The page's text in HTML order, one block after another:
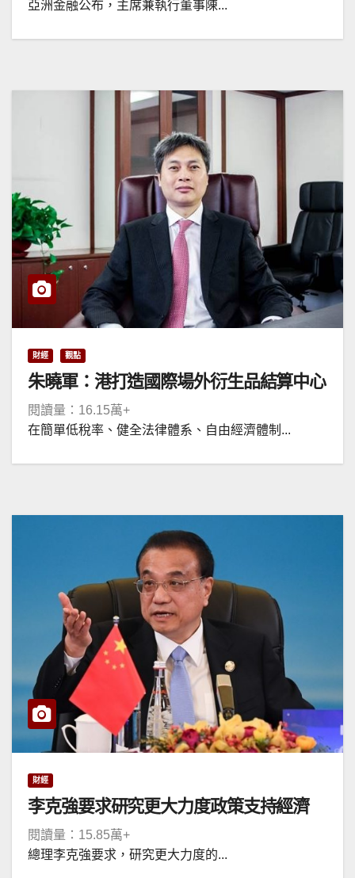
亞洲金融公布，主席兼執行董事陳...
財經 觀點
朱曉軍：港打造國際場外衍生品結算中心
閱讀量：16.15萬+
在簡單低稅率、健全法律體系、自由經濟體制...
財經
李克強要求研究更大力度政策支持經濟
閱讀量：15.85萬+
總理李克強要求，研究更大力度的...